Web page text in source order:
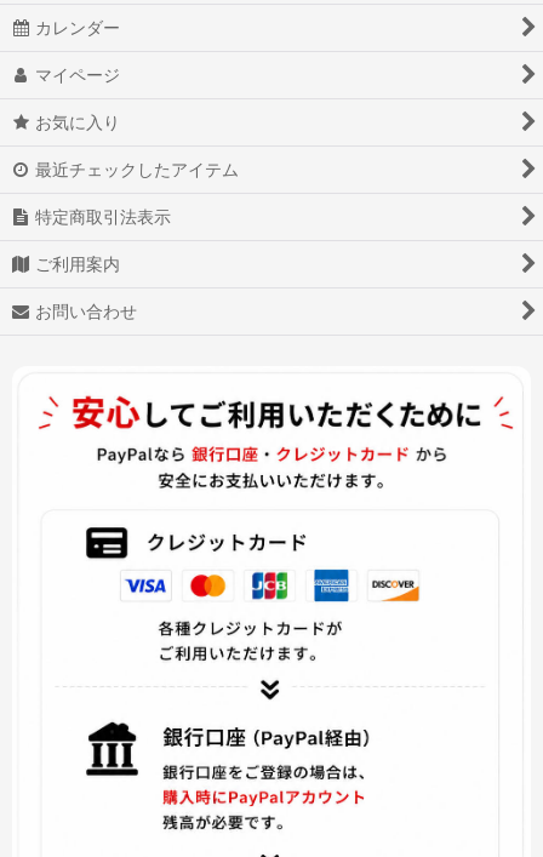
カレンダー
マイページ
お気に入り
最近チェックしたアイテム
特定商取引法表示
ご利用案内
お問い合わせ